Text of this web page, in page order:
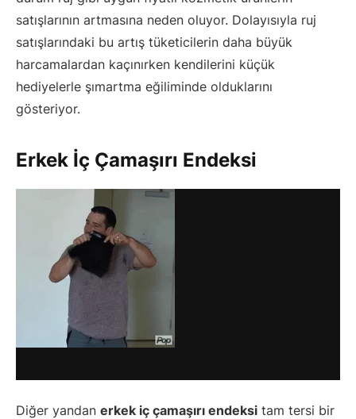
satışlarının artmasına neden oluyor. Dolayısıyla ruj
satışlarındaki bu artış tüketicilerin daha büyük
harcamalardan kaçınırken kendilerini küçük
hediyelerle şımartma eğiliminde olduklarını
gösteriyor.
Erkek İç Çamaşırı Endeksi
Diğer yandan erkek iç çamaşırı endeksi tam tersi bir